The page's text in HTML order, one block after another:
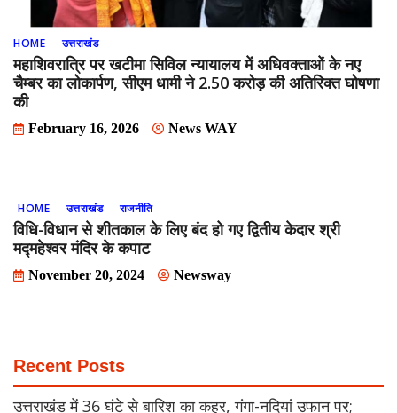
HOME उत्तराखंड
महाशिवरात्रि पर खटीमा सिविल न्यायालय में अधिवक्ताओं के नए
चैम्बर का लोकार्पण, सीएम धामी ने 2.50 करोड़ की अतिरिक्त घोषणा
की
February 16, 2026 News WAY
HOME उत्तराखंड राजनीति
विधि-विधान से शीतकाल के लिए बंद हो गए द्वितीय केदार श्री
मद्महेश्वर मंदिर के कपाट
November 20, 2024 Newsway
Recent Posts
उत्तराखंड में 36 घंटे से बारिश का कहर, गंगा-नदियां उफान पर;